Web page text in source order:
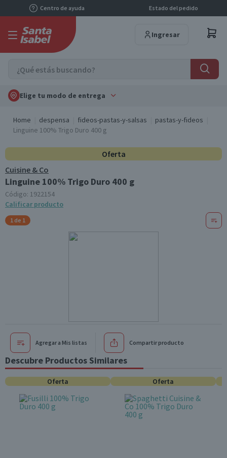
Centro de ayuda Estado del pedido
Ingresar
Elige tu modo de entrega
Home despensa fideos-pastas-y-salsas
pastas-y-fideos
Linguine 100% Trigo Duro 400 g
Oferta
Cuisine & Co
Linguine 100% Trigo Duro 400 g
Código: 1922154
Calificar producto
1 de 1
Agregar a Mis listas Compartir producto
Descubre Productos Similares
Oferta Oferta